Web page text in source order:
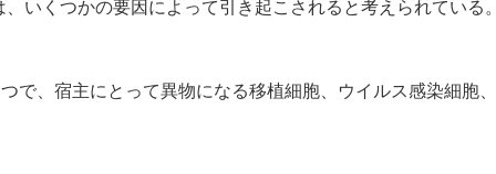
いくつかの要因によって引き起こされると考えられている
で、宿主にとって異物になる移植細胞、ウイルス感染細胞